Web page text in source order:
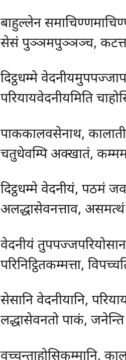
बाहुल्लेन
सेसं पुञ्ञमपुञ्ञञ्च,
दिट्ठधम्मे
परियायवेदनीयमिति
पाककालवसेनाथ,
चतुधेवम्पि अक्खातं,
दिट्ठधम्मे वेदनीयं, पठमं
अलद्धासेवनत्ताव,
वेदनीयं
परिनिट्ठितकम्मत्ता,
सेसानि वेदनीयानि,
लद्धासेवनतो पाकं,